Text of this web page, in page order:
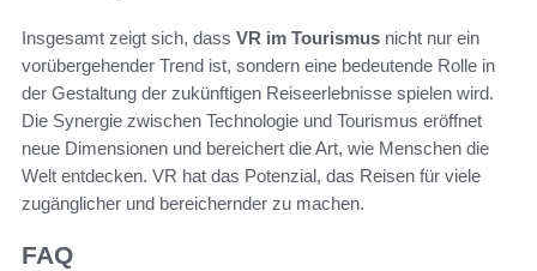
Insgesamt zeigt sich, dass VR im Tourismus nicht nur ein
vorübergehender Trend ist, sondern eine bedeutende Rolle in
der Gestaltung der zukünftigen Reiseerlebnisse spielen wird.
Die Synergie zwischen Technologie und Tourismus eröffnet
neue Dimensionen und bereichert die Art, wie Menschen die
Welt entdecken. VR hat das Potenzial, das Reisen für viele
zugänglicher und bereichernder zu machen.
FAQ